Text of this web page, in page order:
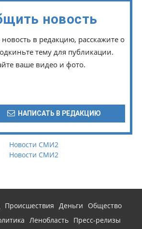
новость
в редакцию, расскажите о
тему для публикации.
ваше видео и фото.
НАПИСАТЬ В РЕДАКЦИЮ
Новости СМИ2
Новости СМИ2
Происшествия Деньги
Общество
Ленобласть Пресс-релизы